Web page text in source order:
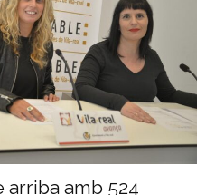
arriba amb 524